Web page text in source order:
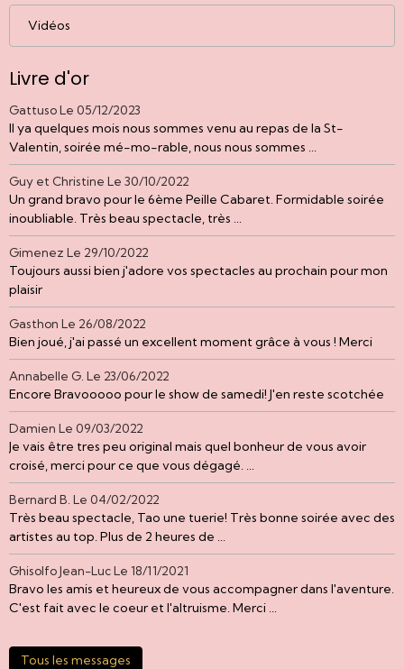
Vidéos
Livre d'or
GattusoLe 05/12/2023
Il ya quelques mois nous sommes venu au repas de la St-
Valentin, soirée mé-mo-rable, nous nous sommes ...
Guy et Christine Le 30/10/2022
Un grand bravo pour le 6ème Peille Cabaret. Formidable soirée
inoubliable. Très beau spectacle, très ...
Gimenez Le 29/10/2022
Toujours aussi bien j'adore vos spectacles au prochain pour mon
plaisir
Gasthon Le 26/08/2022
Bien joué, j'ai passé un excellent moment grâce à vous ! Merci
Annabelle G. Le 23/06/2022
Encore Bravooooo pour le show de samedi! J'en reste scotchée
Damien Le 09/03/2022
Je vais être tres peu original mais quel bonheur de vous avoir
croisé, merci pour ce que vous dégagé. ...
Bernard B. Le 04/02/2022
Très beau spectacle, Tao une tuerie! Très bonne soirée avec des
artistes au top. Plus de 2 heures de ...
Ghisolfo Jean-LucLe 18/11/2021
Bravo les amis et heureux de vous accompagner dans l'aventure.
C'est fait avec le coeur et l'altruisme. Merci ...
Tous les messages